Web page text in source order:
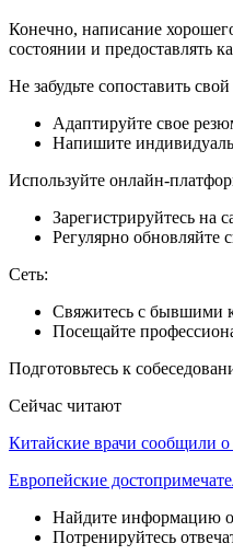
Конечно, написание
состоянии и предоставлять
Не забудьте сопоставить
Адаптируйте свое
Напишите
Используйте онлайн-
Зарегистрируйтесь на
Регулярно
Сеть:
Свяжитесь с бывшими
Посещайте
Подготовьтесь к
Сейчас читают
Китайские врачи сообщили о
Европейские
Найдите информацию о
Потренируйтесь